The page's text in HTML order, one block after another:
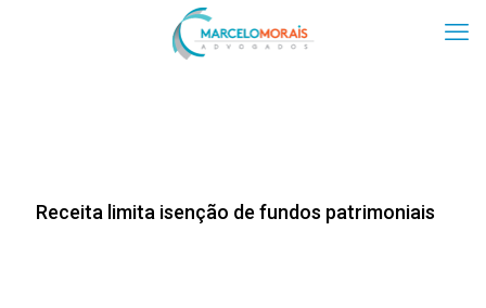
Receita limita isenção de fundos patrimoniais